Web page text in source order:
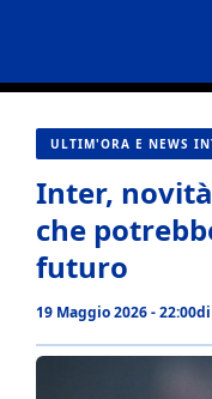
contenuto
ULTIM'ORA E NEWS
Inter,
che
futuro
19 Maggio 2026 - 22:00di